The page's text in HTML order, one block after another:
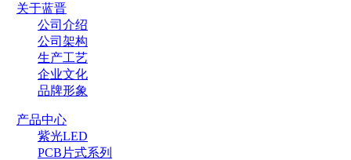
关于蓝晋
公司介绍
公司架构
生产工艺
企业文化
品牌形象
产品中心
紫光LED
PCB片式系列